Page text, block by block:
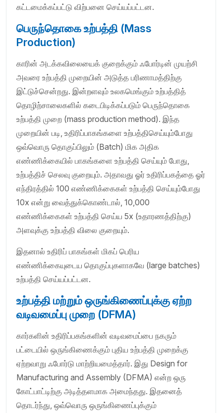
கட்டமைக்கப்பட்டு விற்பனை செய்யப்பட்டன.
பெருந்தொகை உற்பத்தி (Mass
Production)
காரின் அடக்கவிலையைக் குறைக்கும் ஃபோர்டின் முயற்சி
அவரை உற்பத்தி முறையின் அடுத்த பரிணாமத்திற்கு
இட்டுச்சென்றது. இன்றளவும் உலகமெங்கும் உற்பத்தித்
தொழிற்சாலைகளில் கடைபிடிக்கப்படும் பெருந்தொகை
உற்பத்தி முறை (mass production method). இந்த
முறையின் படி, உதிரிப்பாகங்களை உற்பத்திசெய்யும்போது
ஒவ்வொரு தொகுப்பிலும் (Batch) மிக அதிக
எண்ணிக்கையில் பாகங்களை உற்பத்தி செய்யும் போது,
உற்பத்திச் செலவு குறையும். அதாவது ஓர் உதிரிப்பகத்தை ஓர்
எந்திரத்தில் 100 எண்ணிக்கைகள் உற்பத்தி செய்யும்போது
10x என்று வைத்துக்கொண்டால், 10,000
எண்ணிக்கைகள் உற்பத்தி செய்ய 5x (உதாரணத்திற்கு)
அளவுக்கு உற்பத்தி விலை குறையும்.
இதனால் உதிரிப் பாகங்கள் மிகப் பெரிய
எண்ணிக்கையுடைய தொகுப்புகளாகவே (large batches)
உற்பத்தி செய்யப்பட்டன.
உற்பத்தி மற்றும் ஒருங்கிணைப்புக்கு ஏற்ற
வடிவமைப்பு முறை (DFMA)
கார்களின் உதிரிப்பகங்களின் வடிவமைப்பை நகரும்
பட்டையில் ஒருங்கிணைக்கும் புதிய உற்பத்தி முறைக்கு
ஏற்றவாறு ஃபோர்டு மாற்றியமைத்தார். இது Design for
Manufacturing and Assembly (DFMA) என்ற ஒரு
கோட்பாட்டிற்கு அடித்தளமாக அமைந்தது. இதனைத்
தொடர்ந்து, ஒவ்வொரு ஒருங்கிணைப்புக்கும்